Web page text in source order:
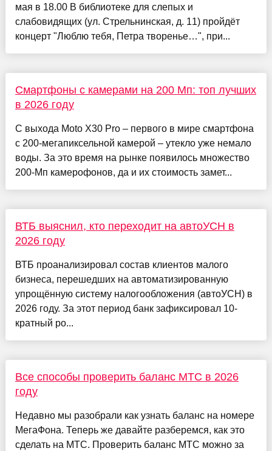
мая в 18.00 В библиотеке для слепых и
слабовидящих (ул. Стрельнинская, д. 11) пройдёт
концерт "Люблю тебя, Петра творенье…", при...
Смартфоны с камерами на 200 Мп: топ лучших
в 2026 году
С выхода Moto X30 Pro – первого в мире смартфона
с 200-мегапиксельной камерой – утекло уже немало
воды. За это время на рынке появилось множество
200-Мп камерофонов, да и их стоимость замет...
ВТБ выяснил, кто переходит на автоУСН в
2026 году
ВТБ проанализировал состав клиентов малого
бизнеса, перешедших на автоматизированную
упрощённую систему налогообложения (автоУСН) в
2026 году. За этот период банк зафиксировал 10-
кратный ро...
Все способы проверить баланс МТС в 2026
году
Недавно мы разобрали как узнать баланс на номере
МегаФона. Теперь же давайте разберемся, как это
сделать на МТС. Проверить баланс МТС можно за